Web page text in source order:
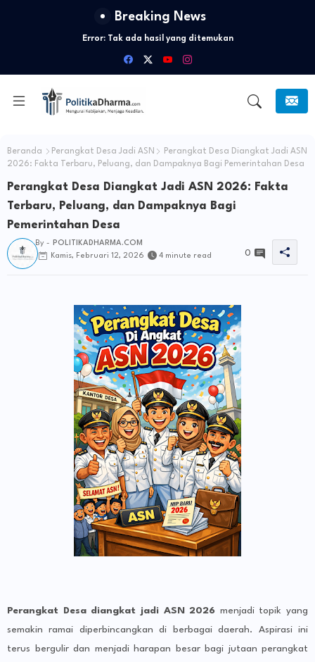
Breaking News
Error:Tak ada hasil yang ditemukan
Beranda Perangkat Desa Jadi ASN
Perangkat Desa Diangkat Jadi ASN
2026: Fakta Terbaru, Peluang, dan Dampaknya Bagi Pemerintahan Desa
Perangkat Desa Diangkat Jadi ASN 2026: Fakta
Terbaru, Peluang, dan Dampaknya Bagi
Pemerintahan Desa
By -
POLITIKADHARMA.COM
Kamis, Februari 12, 2026
4 minute read 0
Perangkat Desa diangkat jadi ASN 2026 menjadi topik yang
semakin ramai diperbincangkan di berbagai daerah. Aspirasi ini
terus bergulir dan menjadi harapan besar bagi jutaan perangkat